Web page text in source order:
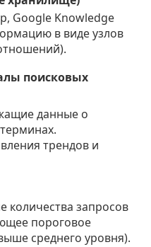
Google Knowledge
в виде узлов
поисковых
данные о
трендов и
количества запросов
пороговое
среднего уровня).